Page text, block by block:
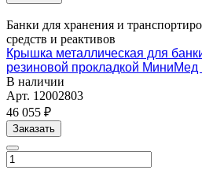
Банки для хранения и
средств и реактивов
Крышка металлическая для
резиновой прокладкой МиниМед
В наличии
Арт. 12002803
46 055 ₽
Заказать